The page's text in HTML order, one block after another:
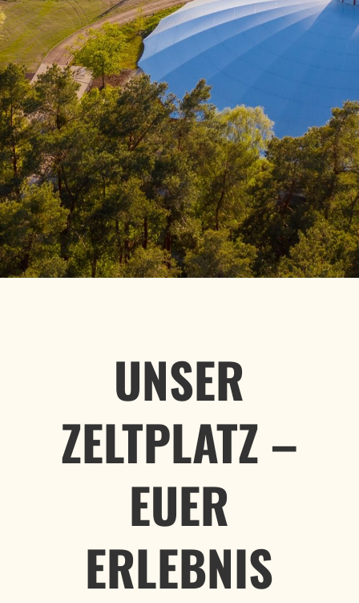
UNSER
ZELTPLATZ –
EUER
ERLEBNIS